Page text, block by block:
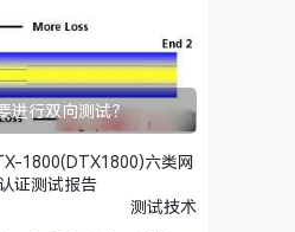
进行双向测试？
1800(DTX1800)六类网
证测试报告
测试技术